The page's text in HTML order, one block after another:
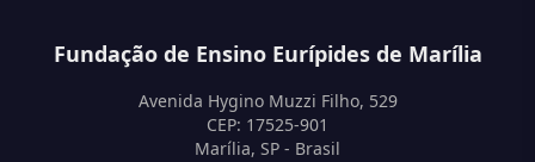
Fundação de Ensino Eurípides de Marília
Avenida Hygino Muzzi Filho, 529
CEP: 17525-901
Marília, SP - Brasil